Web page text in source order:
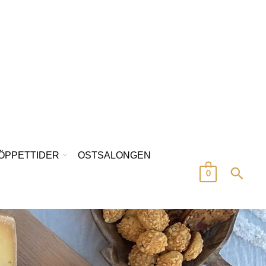
OSTSALONGEN
0